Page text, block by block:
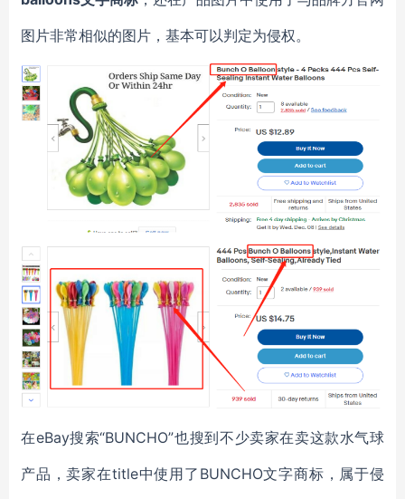
图片非常相似的图片，基本可以判定为侵权。
在eBay搜索“BUNCHO”也搜到不少卖家在卖这款水气球
产品，卖家在title中使用了BUNCHO文字商标，属于侵